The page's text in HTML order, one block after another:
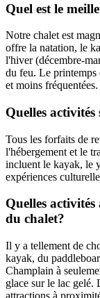
Quel est le
Notre chalet est
offre la natation, le
l'hiver (décembre-
du feu. Le printemps
et moins fréquentées.
Quelles activités
Tous les forfaits de
l'hébergement et le
incluent le kayak, le
expériences
Quelles
du chalet?
Il y a tellement de
kayak, du
Champlain à
glace sur le lac gelé.